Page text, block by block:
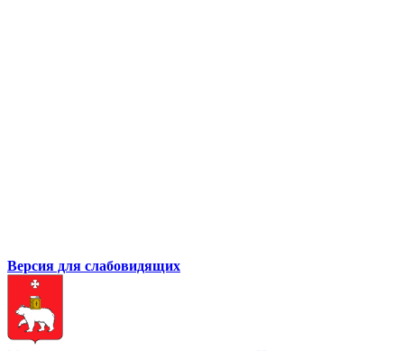
Версия для слабовидящих